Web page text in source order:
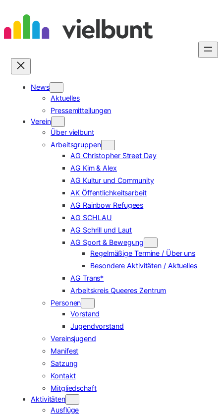
Inhalt
springen
News
Aktuelles
Pressemitteilungen
Verein
Über vielbunt
Arbeitsgruppen
AG Christopher Street Day
AG Kim & Alex
AG Kultur und Community
AK Öffentlichkeitsarbeit
AG Rainbow Refugees
AG SCHLAU
AG Schrill und Laut
AG Sport & Bewegung
Regelmäßige Termine / Über uns
Besondere Aktivitäten / Aktuelles
AG Trans*
Arbeitskreis Queeres Zentrum
Personen
Vorstand
Jugendvorstand
Vereinsjugend
Manifest
Satzung
Kontakt
Mitgliedschaft
Aktivitäten
Ausflüge